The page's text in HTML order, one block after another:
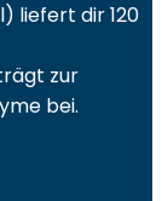
liefert dir 120
zur
bei.